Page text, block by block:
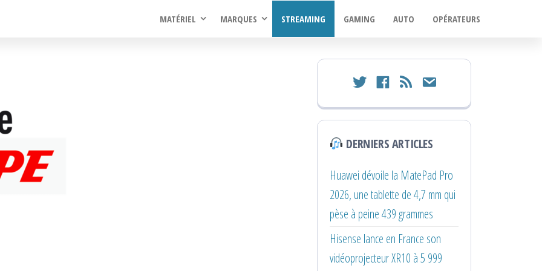
MATÉRIEL MARQUES STREAMING GAMING AUTO OPÉRATEURS
twitter facebook
rss email
DERNIERS ARTICLES
Huawei dévoile la MatePad Pro
2026, une tablette de 4,7 mm qui
pèse à peine 439 grammes
Hisense lance en France son
vidéoprojecteur XR10 à 5 999